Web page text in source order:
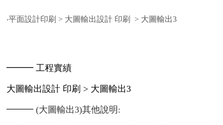
‧平面設計印刷 > 大圖輸出設計 印刷 > 大圖輸出3
━━━ 工程實績
大圖輸出設計 印刷 > 大圖輸出3
━━━ (大圖輸出3)其他說明: